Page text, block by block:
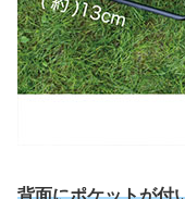
背面にポケットが付